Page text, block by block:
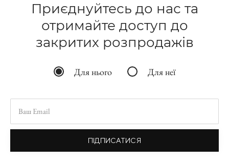
Приєднуйтесь до нас та
отримайте доступ до
закритих розпродажів
Для нього Для неї
ПІДПИСАТИСЯ